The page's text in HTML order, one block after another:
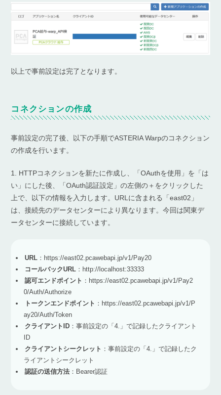
以上で事前設定は完了となります。
コネクションの作成
事前設定の完了後、以下の手順でASTERIA Warpのコネクション
の作成を行います。
1. HTTPコネクションを新たに作成し、「OAuthを使用」を「は
い」にした後、「OAuth認証設定」の左側の＋をクリックした
上で、以下の情報を入力します。URLに含まれる「east02」
は、接続先のデータセンターにより異なります。今回は関東デ
ータセンターに接続しています。
URL ：https://east02.pcawebapi.jp/v1/Pay20
コールバックURL ：http://localhost:33333
認可エンドポイント ：https://east02.pcawebapi.jp/v1/Pay2
0/Auth/Authorize
トークンエンドポイント ：https://east02.pcawebapi.jp/v1/P
ay20/Auth/Token
クライアントID ：事前設定の「4.」で記録したクライアント
ID
クライアントシークレット ：事前設定の「4.」で記録したク
ライアントシークレット
認証の送信方法 ：Bearer認証